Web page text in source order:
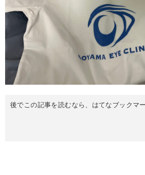
後でこの記事を読むなら、はてなブックマ